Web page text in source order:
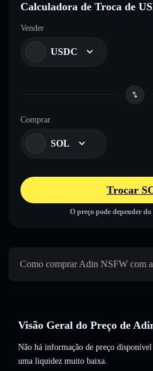
Calculadora de Troca de
Vender
USDC
Comprar
SOL
Trocar
O preço pode depender
Como comprar Adin NSFW com
Visão Geral do Preço de
Não há informação de preço
uma liquidez muito baixa.